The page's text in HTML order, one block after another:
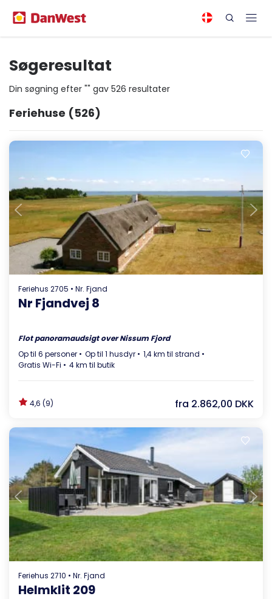
Søgeresultat
Din søgning efter "" gav 526 resultater
Feriehuse (526)
Indlæser...
Feriehus 2705 • Nr. Fjand
Nr Fjandvej 8
Flot panoramaudsigt over Nissum Fjord
Op til 6 personer
Op til 1 husdyr
1,4 km til strand
Gratis Wi-Fi
4 km til butik
4,6 (9) fra 2.862,00 DKK
Indlæser...
Feriehus 2710 • Nr. Fjand
Helmklit 209